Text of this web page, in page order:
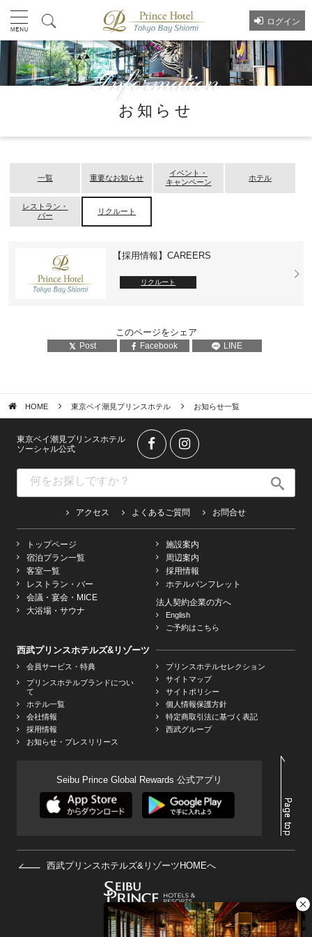
ログイン
お知らせ
一覧 重要なお知らせ
イベント・
キャンペーン
ホテル
レストラン・
バー
リクルート
【採用情報】CAREERS
リクルート
このページをシェア
Post Facebook LINE
HOME 東京ベイ潮見プリンスホテル お知らせ一覧
東京ベイ潮見プリンスホテル
ソーシャル公式
アクセス よくあるご質問 お問合せ
トップページ
宿泊プラン一覧
客室一覧
レストラン・バー
会議・宴会・MICE
大浴場・サウナ
施設案内
周辺案内
採用情報
ホテルパンフレット
法人契約企業の方へ
English
ご予約はこちら
西武プリンスホテルズ&リゾーツ
会員サービス・特典
プリンスホテルブランドについ
て
ホテル一覧
会社情報
採用情報
お知らせ・プレスリリース
プリンスホテルセレクション
サイトマップ
サイトポリシー
個人情報保護方針
特定商取引法に基づく表記
西武グループ
Seibu Prince Global Rewards 公式アプリ
西武プリンスホテルズ&リゾーツHOMEへ